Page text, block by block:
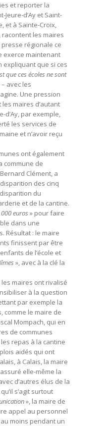
et reporter la
Jeure-d’Ay et Saint-
et à Sainte-Croix,
racontent les maires
régionale ce
exerce maintenant
expliquant que si ces
que ces écoles ne sont
– avec les
Une pression
maires d’autant
d’Ay, par exemple,
les services de
et n’avoir reçu
ont également
commune de
Clément, a
des cinq
du
et de la cantine.
euros » pour faire
dans une
Résultat : le maire
finissent par être
de l’école et
», avec à la clé la
les maires ont rivalisé
à la question
par exemple la
comme le maire de
Mompach, qui en
de communes
repas à la cantine
aidés qui ont
à Calais, la maire
elle-même la
d’autres élus de la
s’agit surtout
», la maire de
appel au personnel
moins pendant un